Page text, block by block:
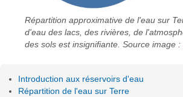
Répartition approximative de l'eau sur
d'eau des lacs, des rivières, de
des sols est insignifiante. Source image :
Introduction aux réservoirs d'eau
Répartition de l'eau sur Terre